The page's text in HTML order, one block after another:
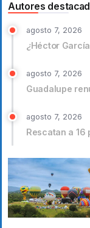
Autores
agosto 7, 2026
¿Héctor
agosto 7, 2026
Guadalupe
agosto 7, 2026
Rescatan a 16